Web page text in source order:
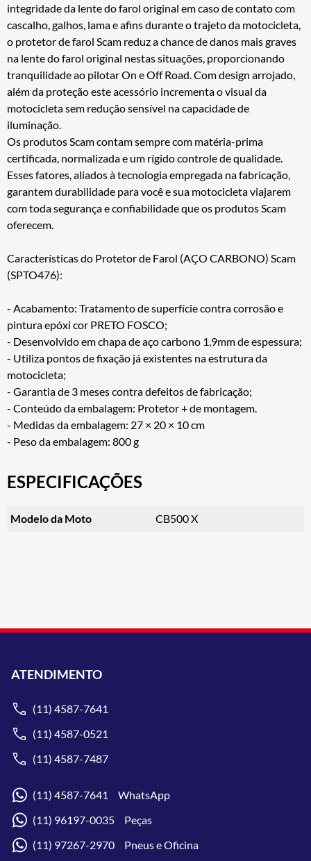
integridade da lente do farol original em caso de contato com
cascalho, galhos, lama e afins durante o trajeto da motocicleta,
o protetor de farol Scam reduz a chance de danos mais graves
na lente do farol original nestas situações, proporcionando
tranquilidade ao pilotar On e Off Road. Com design arrojado,
além da proteção este acessório incrementa o visual da
motocicleta sem redução sensível na capacidade de
iluminação.
Os produtos Scam contam sempre com matéria-prima
certificada, normalizada e um rígido controle de qualidade.
Esses fatores, aliados à tecnologia empregada na fabricação,
garantem durabilidade para você e sua motocicleta viajarem
com toda segurança e confiabilidade que os produtos Scam
oferecem.
Características do Protetor de Farol (AÇO CARBONO) Scam
(SPTO476):
- Acabamento: Tratamento de superfície contra corrosão e
pintura epóxi cor PRETO FOSCO;
- Desenvolvido em chapa de aço carbono 1,9mm de espessura;
- Utiliza pontos de fixação já existentes na estrutura da
motocicleta;
- Garantia de 3 meses contra defeitos de fabricação;
- Conteúdo da embalagem: Protetor + de montagem.
- Medidas da embalagem: 27 × 20 × 10 cm
- Peso da embalagem: 800 g
ESPECIFICAÇÕES
Modelo da Moto CB500 X
ATENDIMENTO
(11) 4587-7641
(11) 4587-0521
(11) 4587-7487
(11) 4587-7641 WhatsApp
(11) 96197-0035 Peças
(11) 97267-2970 Pneus e Oficina